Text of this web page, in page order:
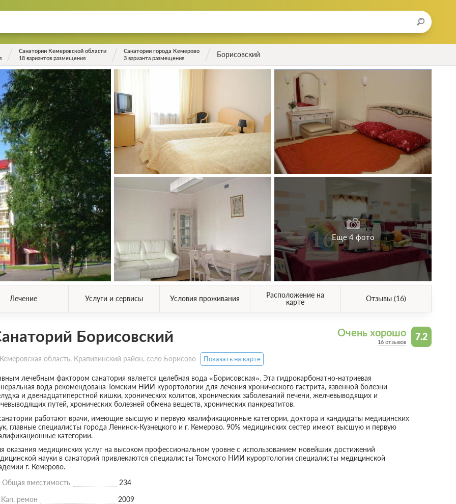
Санатории Кемеровской области
18 вариантов размещения
Санатории города Кемерово
3 варианта размещения
Борисовский
Еще 4 фото
Лечение Услуги и сервисы Условия проживания
Расположение на
карте
Отзывы (16)
7.2
Очень хорошо
16 отзывов
Борисовский
область, Крапивинский район, село Борисово Показать на карте
лечебным фактором санатория является целебная вода «Борисовская». Эта гидрокарбонатно-натриевая
вода рекомендована Томским НИИ курортологии для лечения хронического гастрита, язвенной болезни
и двенадцатиперстной кишки, хронических колитов, хронических заболеваний печени, желчевыводящих и
путей, хронических болезней обмена веществ, хронических панкреатитов.
работают врачи, имеющие высшую и первую квалификационные категории, доктора и кандидаты медицинских
главные специалисты города Ленинск-Кузнецкого и г. Кемерово. 90% медицинских сестер имеют высшую и первую
категории.
оказания медицинских услуг на высоком профессиональном уровне с использованием новейших достижений
науки в санаторий привлекаются специалисты Томского НИИ курортологии специалисты медицинской
г. Кемерово.
Общая вместимость
234
Кап. ремон
2009